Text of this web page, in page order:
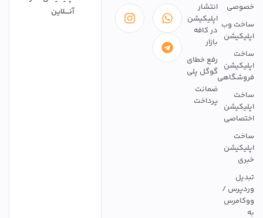
خصوصی
ساخت وب
اپلیکیشن
ساخت
اپلیکیشن
فروشگاهی
ساخت
اپلیکیشن
اختصاصی
ساخت
اپلیکیشن
خبری
تبدیل
وردپرس /
ووکامرس
به
انتشار
اپلیکیشن
در کافه
بازار
رفع خطای
گوگل پلی
ضمانت
پرداخت
آنــــلاین